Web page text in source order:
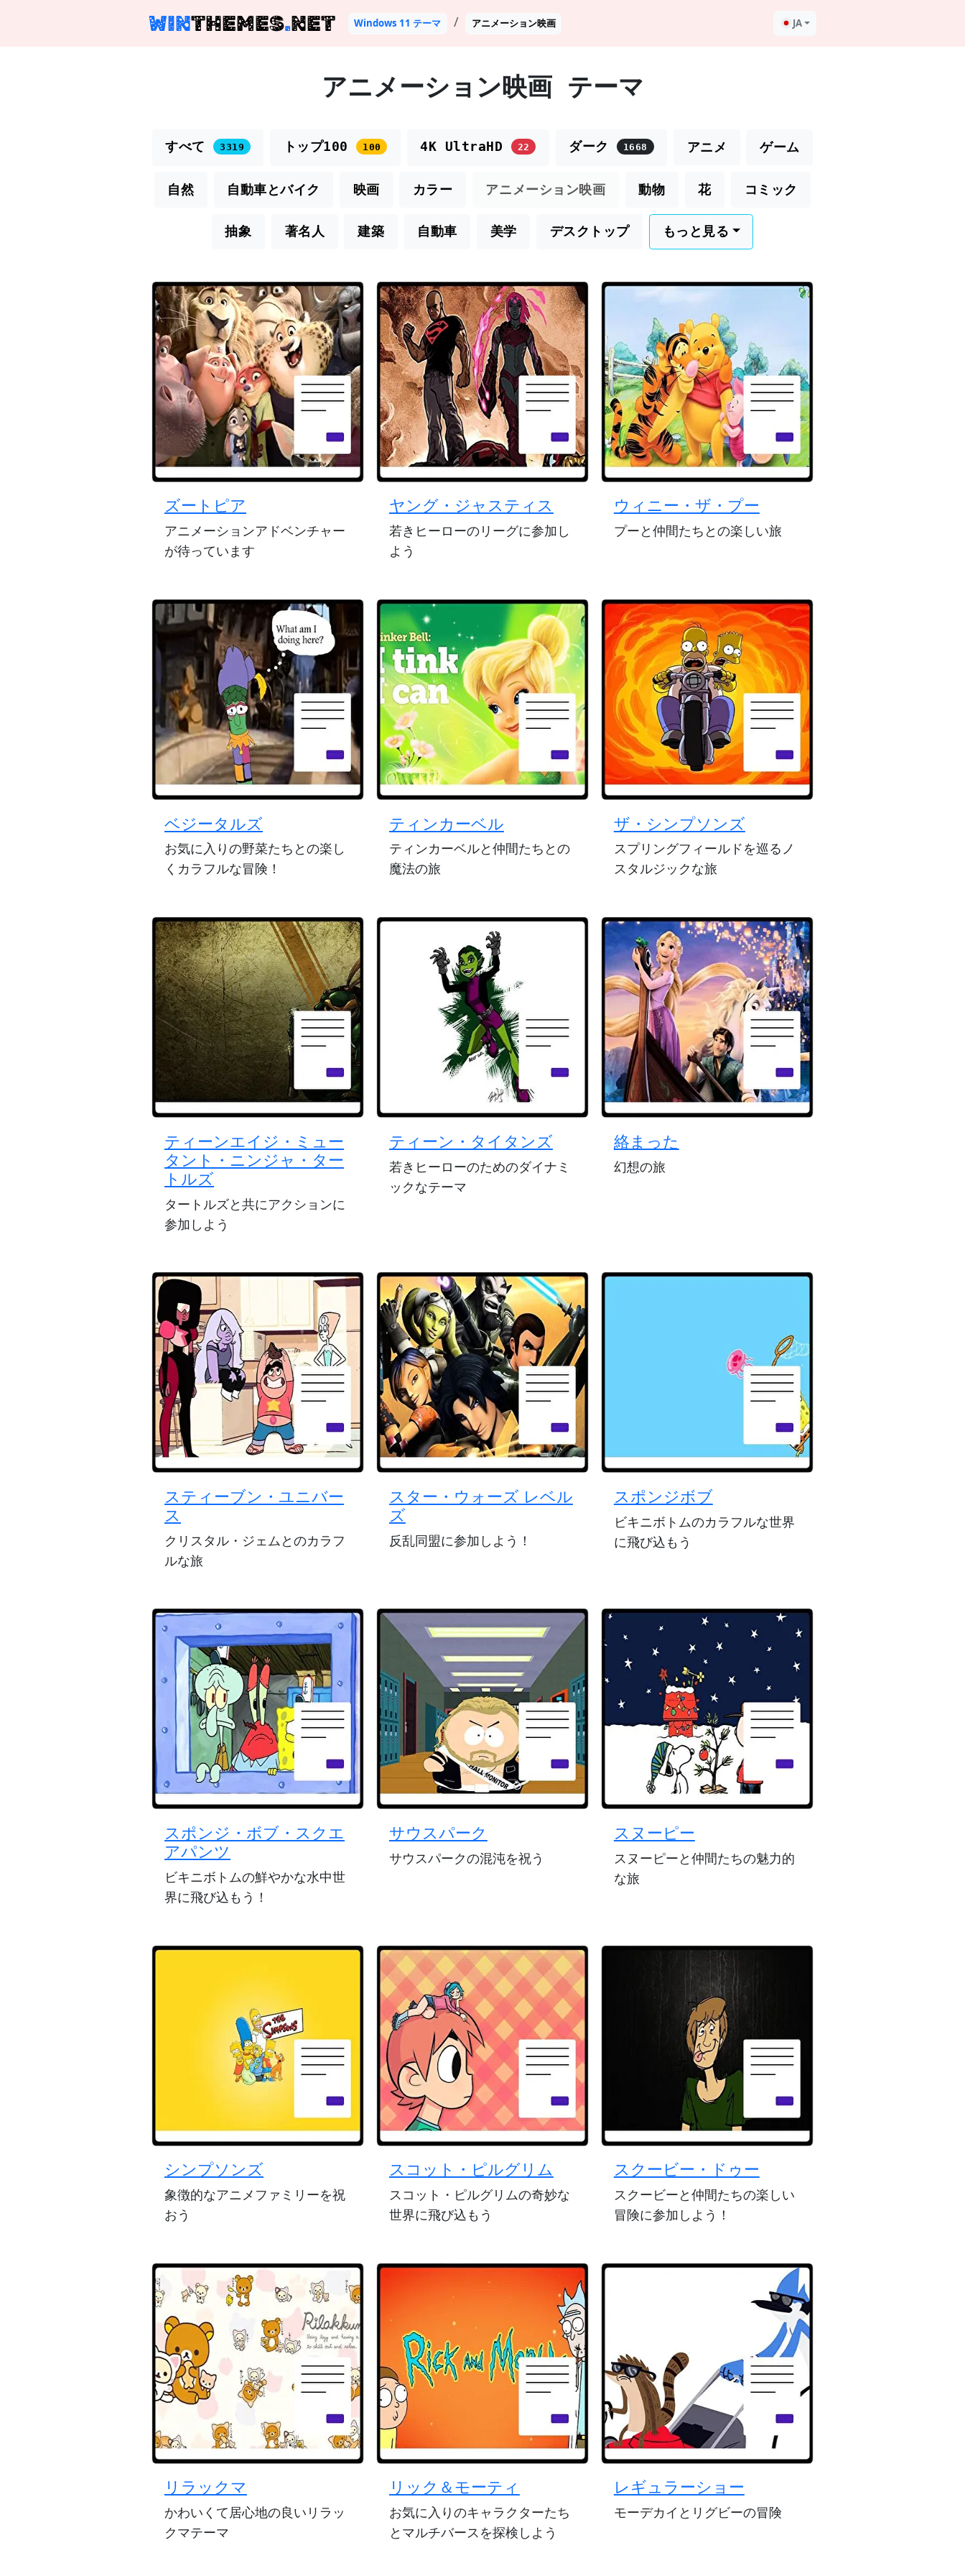
WINTHEMES.NET Windows 11 テーマ アニメーション映画 JA
アニメーション映画 テーマ
すべて 3319 トップ100 100 4K UltraHD 22 ダーク 1668 アニメ ゲーム
自然 自動車とバイク 映画 カラー アニメーション映画 動物 花 コミック
抽象 著名人 建築 自動車 美学 デスクトップ もっと見る
ズートピア
アニメーションアドベンチャー
が待っています
ヤング・ジャスティス
若きヒーローのリーグに参加し
よう
ウィニー・ザ・プー
プーと仲間たちとの楽しい旅
ベジータルズ
お気に入りの野菜たちとの楽し
くカラフルな冒険！
ティンカーベル
ティンカーベルと仲間たちとの
魔法の旅
ザ・シンプソンズ
スプリングフィールドを巡るノ
スタルジックな旅
ティーンエイジ・ミュー
タント・ニンジャ・ター
トルズ
タートルズと共にアクションに
参加しよう
ティーン・タイタンズ
若きヒーローのためのダイナミ
ックなテーマ
絡まった
幻想の旅
スティーブン・ユニバー
ス
クリスタル・ジェムとのカラフ
ルな旅
スター・ウォーズ レベル
ズ
反乱同盟に参加しよう！
スポンジボブ
ビキニボトムのカラフルな世界
に飛び込もう
スポンジ・ボブ・スクエ
アパンツ
ビキニボトムの鮮やかな水中世
界に飛び込もう！
サウスパーク
サウスパークの混沌を祝う
スヌーピー
スヌーピーと仲間たちの魅力的
な旅
シンプソンズ
象徴的なアニメファミリーを祝
おう
スコット・ピルグリム
スコット・ピルグリムの奇妙な
世界に飛び込もう
スクービー・ドゥー
スクービーと仲間たちの楽しい
冒険に参加しよう！
リラックマ
かわいくて居心地の良いリラッ
クマテーマ
リック＆モーティ
お気に入りのキャラクターたち
とマルチバースを探検しよう
レギュラーショー
モーデカイとリグビーの冒険